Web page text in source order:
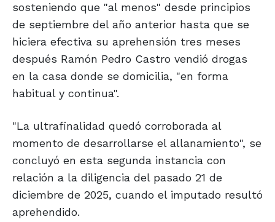
sosteniendo que "al menos" desde principios
de septiembre del año anterior hasta que se
hiciera efectiva su aprehensión tres meses
después Ramón Pedro Castro vendió drogas
en la casa donde se domicilia, "en forma
habitual y continua".
"La ultrafinalidad quedó corroborada al
momento de desarrollarse el allanamiento", se
concluyó en esta segunda instancia con
relación a la diligencia del pasado 21 de
diciembre de 2025, cuando el imputado resultó
aprehendido.